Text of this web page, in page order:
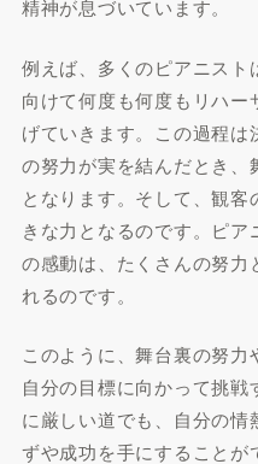
精神が息づいています。
例えば、多くのピアニスト
向けて何度も何度もリハ
げていきます。この過程
の努力が実を結んだとき
となります。そして、観
きな力となるのです。ピ
の感動は、たくさんの努力
れるのです。
このように、舞台裏の努
自分の目標に向かって挑
に厳しい道でも、自分の
ずや成功を手にすることが